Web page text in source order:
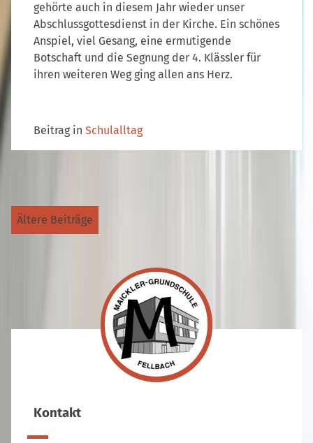
gehörte auch in diesem Jahr wieder unser
Abschlussgottesdienst in der Kirche. Ein schönes
Anspiel, viel Gesang, eine ermutigende
Botschaft und die Segnung der 4. Klässler für
ihren weiteren Weg ging allen ans Herz.
Beitrag in Schulalltag
Beitragsnavigation
Ältere Beiträge
Kontakt